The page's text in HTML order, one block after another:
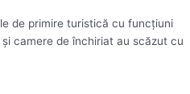
de primire turistică cu funcţiuni
camere de închiriat au scăzut cu